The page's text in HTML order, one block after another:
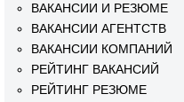
ВАКАНСИИ И РЕЗЮМЕ
ВАКАНСИИ АГЕНТСТВ
ВАКАНСИИ КОМПАНИЙ
РЕЙТИНГ ВАКАНСИЙ
РЕЙТИНГ РЕЗЮМЕ